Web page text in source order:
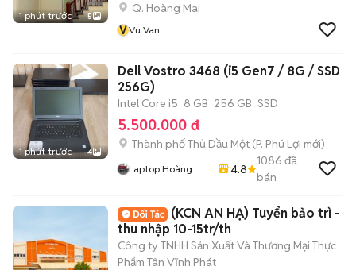
1 phút trước 5
Q. Hoàng Mai
VVu Van
1 phút trước 4
Dell Vostro 3468 (i5 Gen7 / 8G / SSD
256G)
Intel Core i5 8 GB 256 GB SSD
5.500.000 đ
Thành phố Thủ Dầu Một (P. Phú Lợi mới)
Laptop Hoàng
4.8
1086 đã
bán
(KCN AN HẠ) Tuyển bảo trì -
thu nhập 10-15tr/th
Công ty TNHH Sản Xuất Và Thương Mại Thực
Phẩm Tân Vĩnh Phát